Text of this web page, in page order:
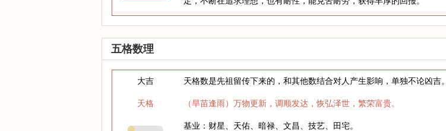
五格数理
大吉
天格
天格数是先祖留传下来的，和其他数结合对人产生影响，单独不论凶吉。
（旱苗逢雨）万物更新，调顺发达，恢弘泽世，繁荣富贵。
基业：财星、天佑、暗禄、文昌、技艺、田宅。